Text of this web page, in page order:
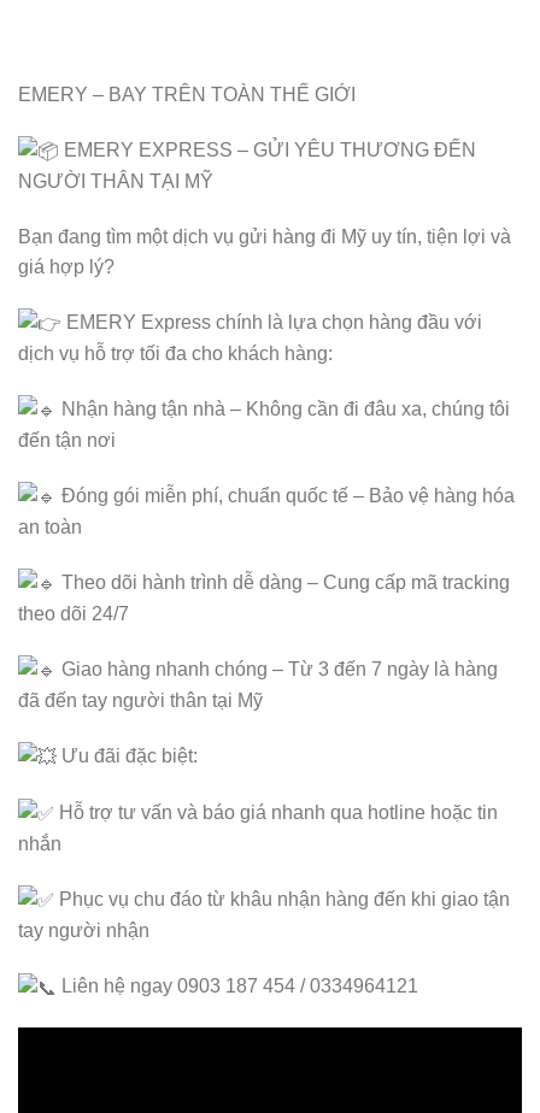
EMERY – BAY TRÊN TOÀN THẾ GIỚI
EMERY EXPRESS – GỬI YÊU THƯƠNG ĐẾN
NGƯỜI THÂN TẠI MỸ
Bạn đang tìm một dịch vụ gửi hàng đi Mỹ uy tín, tiện lợi và
giá hợp lý?
EMERY Express chính là lựa chọn hàng đầu với
dịch vụ hỗ trợ tối đa cho khách hàng:
Nhận hàng tận nhà – Không cần đi đâu xa, chúng tôi
đến tận nơi
Đóng gói miễn phí, chuẩn quốc tế – Bảo vệ hàng hóa
an toàn
Theo dõi hành trình dễ dàng – Cung cấp mã tracking
theo dõi 24/7
Giao hàng nhanh chóng – Từ 3 đến 7 ngày là hàng
đã đến tay người thân tại Mỹ
Ưu đãi đặc biệt:
Hỗ trợ tư vấn và báo giá nhanh qua hotline hoặc tin
nhắn
Phục vụ chu đáo từ khâu nhận hàng đến khi giao tận
tay người nhận
Liên hệ ngay 0903 187 454 / 0334964121